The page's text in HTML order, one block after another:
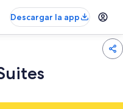
Descargar la app